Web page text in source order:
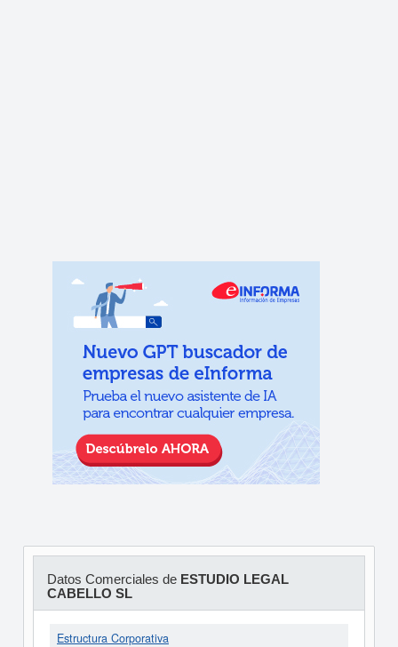
Datos Comerciales de ESTUDIO LEGAL
CABELLO SL
Estructura Corporativa